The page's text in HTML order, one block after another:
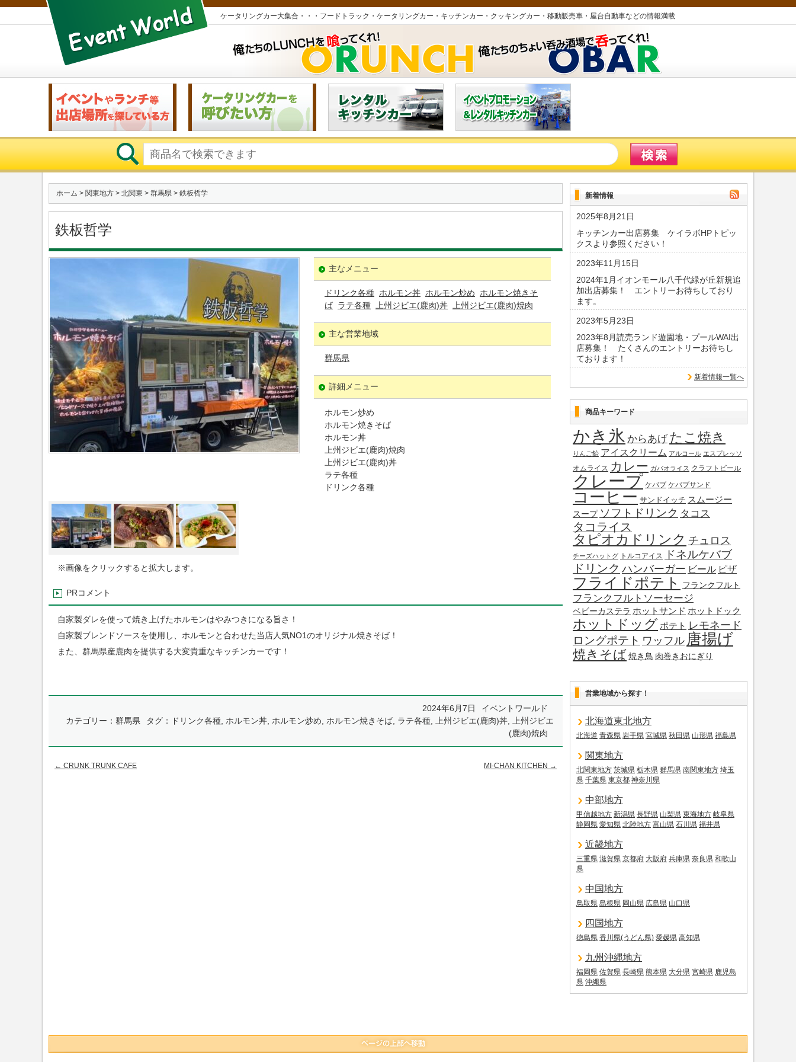
ケータリングカー大集合・・・フードトラック・ケータリングカー・キッチンカー・クッキングカー・移動販売車・屋台自動車などの情報満載
ホーム > 関東地方 > 北関東 > 群馬県 > 鉄板哲学
鉄板哲学
主なメニュー
ドリンク各種 ホルモン丼 ホルモン炒め
ホルモン焼きそ
ば ラテ各種 上州ジビエ(鹿肉)丼 上州ジビエ(鹿肉)焼肉
主な営業地域
群馬県
詳細メニュー
ホルモン炒め
ホルモン焼きそば
ホルモン丼
上州ジビエ(鹿肉)焼肉
上州ジビエ(鹿肉)丼
ラテ各種
ドリンク各種
※画像をクリックすると拡大します。
PRコメント
自家製ダレを使って焼き上げたホルモンはやみつきになる旨さ！
自家製ブレンドソースを使用し、ホルモンと合わせた当店人気NO1のオリジナル焼きそば！
また、群馬県産鹿肉を提供する大変貴重なキッチンカーです！
2024年6月7日
イベントワールド
カテゴリー： 群馬県 タグ： ドリンク各種 ホルモン丼 ホルモン炒め ホルモン焼きそば ラテ各種 上州ジビエ(鹿肉)丼
上州ジビエ
(鹿肉)焼肉
← CRUNK TRUNK CAFE MI-CHAN KITCHEN →
新着情報
キッチンカー出店募集 ケイラボHPトピッ
クスより参照ください！
2025年8月21日
2024年1月イオンモール八千代緑が丘新規追
加出店募集！ エントリーお待ちしており
ます。
2023年11月15日
2023年8月読売ランド遊園地・プールWAI出
店募集！ たくさんのエントリーお待ちし
ております！
2023年5月23日
新着情報一覧へ
商品キーワード
かき氷 からあげ たこ焼き
りんご飴 アイスクリーム アルコール エスプレッソ
オムライス カレー ガパオライス クラフトビール
クレープ ケバブ ケバブサンド
コーヒー サンドイッチ スムージー
スープ ソフトドリンク タコス
タコライス
タピオカドリンク チュロス
チーズハットグ トルコアイス ドネルケバブ
ドリンク ハンバーガー ビール ピザ
フライドポテト フランクフルト
フランクフルトソーセージ
ベビーカステラ ホットサンド ホットドック
ホットドッグ ポテト レモネード
ロングポテト ワッフル 唐揚げ
焼きそば焼き鳥 肉巻きおにぎり
営業地域から探す！
北海道東北地方
北海道 青森県 岩手県 宮城県 秋田県 山形県 福島県
関東地方
北関東地方 茨城県 栃木県 群馬県 南関東地方 埼玉
県 千葉県 東京都 神奈川県
中部地方
甲信越地方 新潟県 長野県 山梨県 東海地方 岐阜県
静岡県 愛知県 北陸地方 富山県 石川県 福井県
近畿地方
三重県 滋賀県 京都府 大阪府 兵庫県 奈良県 和歌山
県
中国地方
鳥取県 島根県 岡山県 広島県 山口県
四国地方
徳島県 香川県(うどん県) 愛媛県 高知県
九州沖縄地方
福岡県 佐賀県 長崎県 熊本県 大分県 宮崎県 鹿児島
県 沖縄県